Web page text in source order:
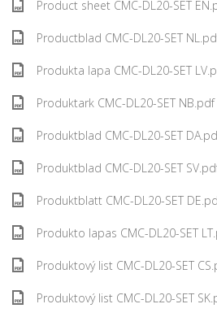
Product sheet CMC-DL20-SET
Productblad CMC-DL20-SET
Produkta lapa CMC-DL20-SET
Produktark CMC-DL20-SET NB.pdf
Produktblad CMC-DL20-SET
Produktblad CMC-DL20-SET
Produktblatt CMC-DL20-SET
Produkto lapas CMC-DL20-SET
Produktový list CMC-DL20-SET
Produktový list CMC-DL20-SET